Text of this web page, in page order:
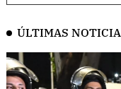
ÚLTIMAS